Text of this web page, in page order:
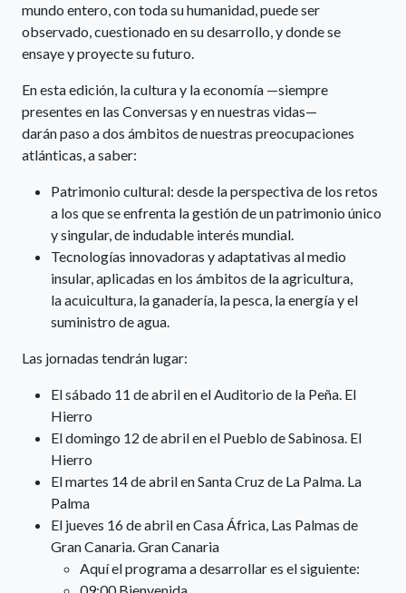
mundo entero, con toda su humanidad, puede ser
observado, cuestionado en su desarrollo, y donde se
ensaye y proyecte su futuro.
En esta edición, la cultura y la economía —siempre
presentes en las Conversas y en nuestras vidas—
darán paso a dos ámbitos de nuestras preocupaciones
atlánticas, a saber:
Patrimonio cultural: desde la perspectiva de los retos
a los que se enfrenta la gestión de un patrimonio único
y singular, de indudable interés mundial.
Tecnologías innovadoras y adaptativas al medio
insular, aplicadas en los ámbitos de la agricultura,
la acuicultura, la ganadería, la pesca, la energía y el
suministro de agua.
Las jornadas tendrán lugar:
El sábado 11 de abril en el Auditorio de la Peña. El
Hierro
El domingo 12 de abril en el Pueblo de Sabinosa. El
Hierro
El martes 14 de abril en Santa Cruz de La Palma. La
Palma
El jueves 16 de abril en Casa África, Las Palmas de
Gran Canaria. Gran Canaria
Aquí el programa a desarrollar es el siguiente: